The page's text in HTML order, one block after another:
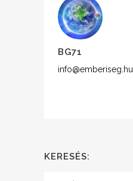
BG71
info@emberiseg.hu
KERESÉS: